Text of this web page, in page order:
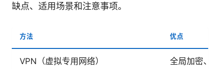
缺点、适用场景和注意事项。
方法 优点
VPN（虚拟专用网络） 全局加密、